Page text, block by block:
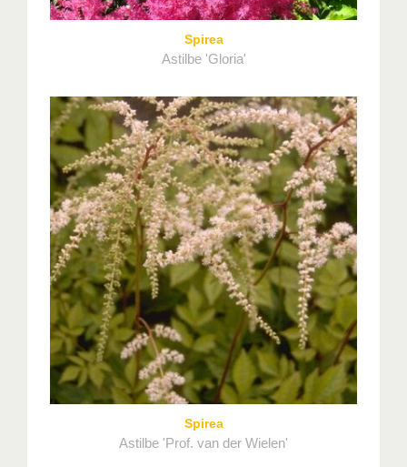
Spirea
Astilbe 'Gloria'
Spirea
Astilbe 'Prof. van der Wielen'